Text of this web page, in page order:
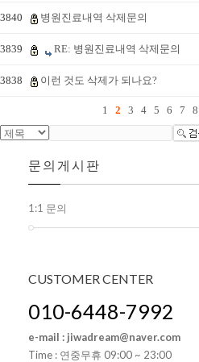
3840
병원진료내역 삭제문의
3839
RE: 병원진료내역 삭제문의
3838
이런 것도 삭제가 되나요?
1
2 3 4 5 6 7 8
문의게시판
1:1 문의
CUSTOMERCENTER
010-6448-7992
e-mail : jiwadream@naver.com
Time : 연중무휴 09:00 ~ 23:00